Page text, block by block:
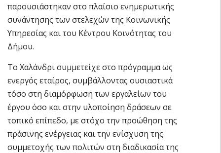
παρουσιάστηκαν στο πλαίσιο ενημερωτικής
συνάντησης των στελεχών της Κοινωνικής
Υπηρεσίας και του Κέντρου Κοινότητας του
Δήμου.
Το Χαλάνδρι συμμετείχε στο πρόγραμμα ως
ενεργός εταίρος, συμβάλλοντας ουσιαστικά
τόσο στη διαμόρφωση των εργαλείων του
έργου όσο και στην υλοποίηση δράσεων σε
τοπικό επίπεδο, με στόχο την προώθηση της
πράσινης ενέργειας και την ενίσχυση της
συμμετοχής των πολιτών στη διαδικασία της